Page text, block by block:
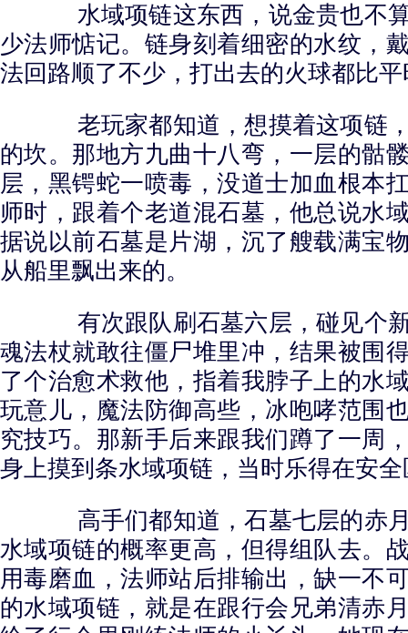
水域项链这东西，说金贵也不
少法师惦记。链身刻着细密的水纹，
法回路顺了不少，打出去的火球都比
老玩家都知道，想摸着这项链
的坎。那地方九曲十八弯，一层的骷
层，黑锷蛇一喷毒，没道士加血根本
师时，跟着个老道混石墓，他总说水
据说以前石墓是片湖，沉了艘载满宝
从船里飘出来的。
有次跟队刷石墓六层，碰见个
魂法杖就敢往僵尸堆里冲，结果被围
了个治愈术救他，指着我脖子上的水
玩意儿，魔法防御高些，冰咆哮范围
究技巧。那新手后来跟我们蹲了一周
身上摸到条水域项链，当时乐得在安
高手们都知道，石墓七层的赤
水域项链的概率更高，但得组队去。
用毒磨血，法师站后排输出，缺一不
的水域项链，就是在跟行会兄弟清赤